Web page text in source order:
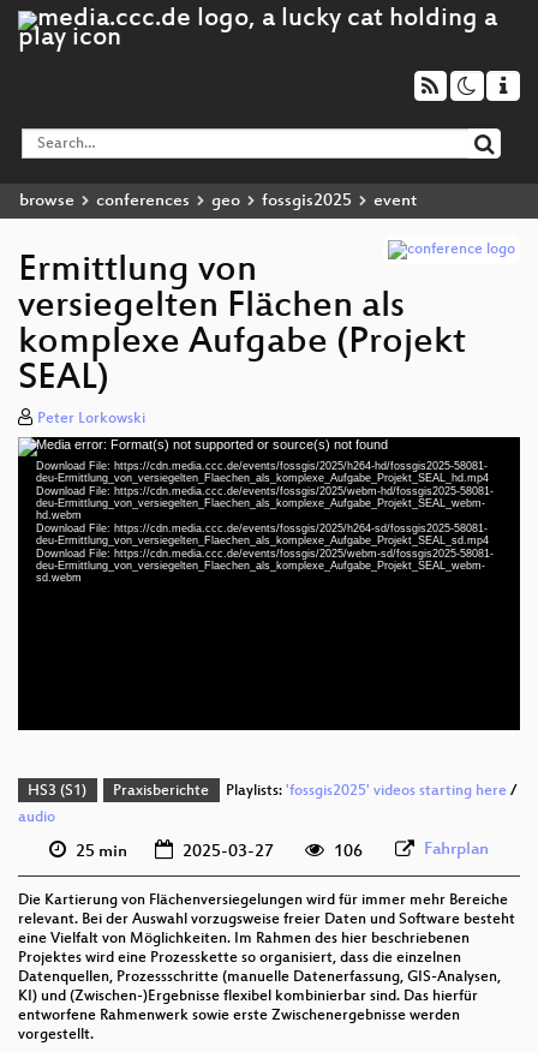
browse conferences geo fossgis2025 event
Ermittlung von
versiegelten Flächen als
komplexe Aufgabe (Projekt
SEAL)
Peter Lorkowski
Video
Player
Media error: Format(s) not supported or source(s) not found
Download File: https://cdn.media.ccc.de/events/fossgis/2025/h264-hd/fossgis2025-58081-
deu-Ermittlung_von_versiegelten_Flaechen_als_komplexe_Aufgabe_Projekt_SEAL_hd.mp4
Download File: https://cdn.media.ccc.de/events/fossgis/2025/webm-hd/fossgis2025-58081-
deu-Ermittlung_von_versiegelten_Flaechen_als_komplexe_Aufgabe_Projekt_SEAL_webm-
hd.webm
Download File: https://cdn.media.ccc.de/events/fossgis/2025/h264-sd/fossgis2025-58081-
deu-Ermittlung_von_versiegelten_Flaechen_als_komplexe_Aufgabe_Projekt_SEAL_sd.mp4
Download File: https://cdn.media.ccc.de/events/fossgis/2025/webm-sd/fossgis2025-58081-
deu-Ermittlung_von_versiegelten_Flaechen_als_komplexe_Aufgabe_Projekt_SEAL_webm-
sd.webm
deu 1080p (mp4)
HS3 (S1) Praxisberichte Playlists: 'fossgis2025' videos starting here/
audio
25 min 2025-03-27 106 Fahrplan
Die Kartierung von Flächenversiegelungen wird für immer mehr Bereiche
relevant. Bei der Auswahl vorzugsweise freier Daten und Software besteht
eine Vielfalt von Möglichkeiten. Im Rahmen des hier beschriebenen
Projektes wird eine Prozesskette so organisiert, dass die einzelnen
Datenquellen, Prozessschritte (manuelle Datenerfassung, GIS-Analysen,
KI) und (Zwischen-)Ergebnisse flexibel kombinierbar sind. Das hierfür
entworfene Rahmenwerk sowie erste Zwischenergebnisse werden
vorgestellt.